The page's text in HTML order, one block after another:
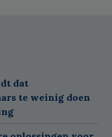
dat
te weinig doen